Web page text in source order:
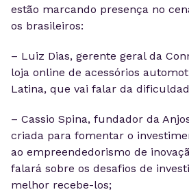
estão marcando presença no
os brasileiros:
– Luiz Dias, gerente geral da
loja online de acessórios
Latina, que vai falar da
– Cassio Spina, fundador da
criada para fomentar o
ao empreendedorismo de
falará sobre os desafios de
melhor recebe-los;